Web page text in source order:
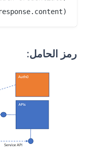
رمز الحامل: